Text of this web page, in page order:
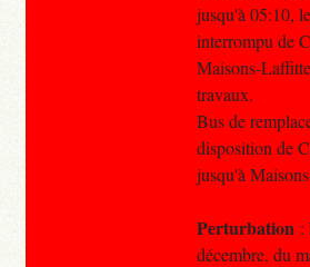
jusqu'à 05:10,
interrompu de
Maisons-
travaux.
Bus de
disposition de
jusqu'à
Perturbation :
décembre, du